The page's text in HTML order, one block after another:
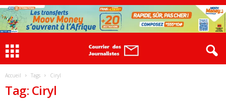
Accueil Tags Ciryl
Tag: Ciryl